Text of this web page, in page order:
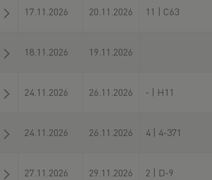
17.11.2026 20.11.2026 11 | C63
18.11.2026 19.11.2026
24.11.2026 26.11.2026 - | H11
24.11.2026 26.11.2026 4 | 4-371
27.11.2026 29.11.2026 2 | D-9